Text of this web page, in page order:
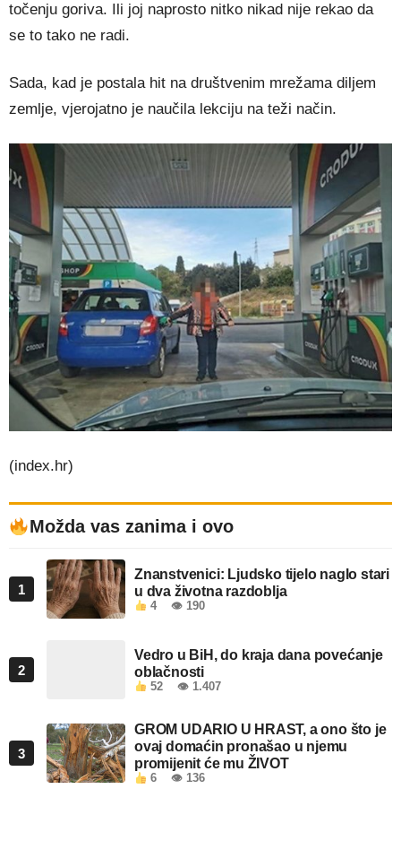
točenju goriva. Ili joj naprosto nitko nikad nije rekao da
se to tako ne radi.
Sada, kad je postala hit na društvenim mrežama diljem
zemlje, vjerojatno je naučila lekciju na teži način.
(index.hr)
Možda vas zanima i ovo
1
Znanstvenici: Ljudsko tijelo naglo stari
u dva životna razdoblja
4 👁 190
2
Vedro u BiH, do kraja dana povećanje
oblačnosti
52 👁 1.407
3
GROM UDARIO U HRAST, a ono što je
ovaj domaćin pronašao u njemu
promijenit će mu ŽIVOT
6 👁 136